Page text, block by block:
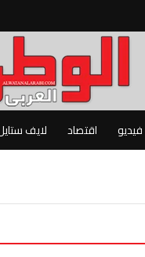
فيديو اقتصاد لايف